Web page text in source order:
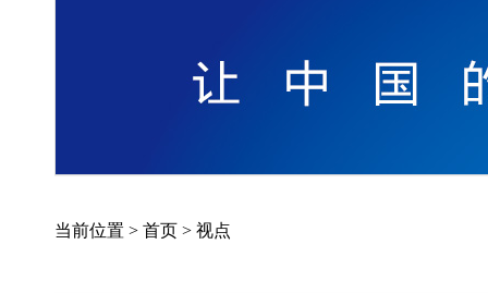
当前位置 > 首页 > 视点